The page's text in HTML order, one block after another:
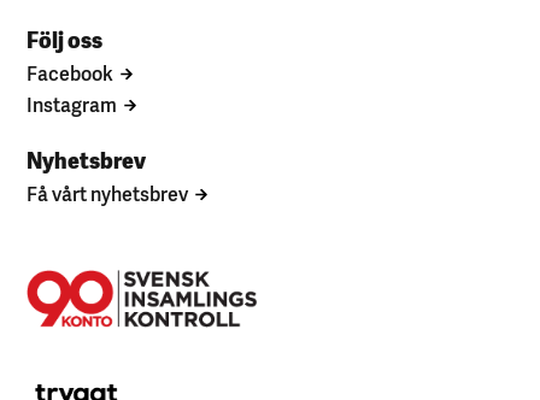
Följ oss
Facebook
Instagram
Nyhetsbrev
Få vårt nyhetsbrev